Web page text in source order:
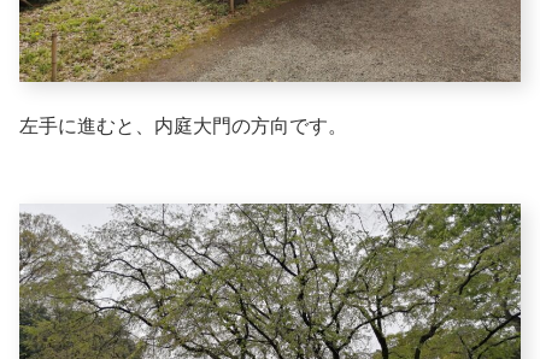
左手に進むと、内庭大門の方向です。